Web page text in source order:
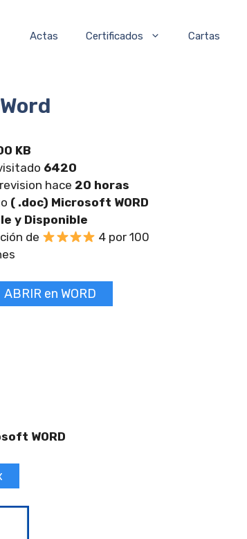
Actas Certificados Cartas
KB
6420
hace 20 horas
( .doc) Microsoft WORD
y Disponible
de
4 por 100
ABRIR en WORD
WORD